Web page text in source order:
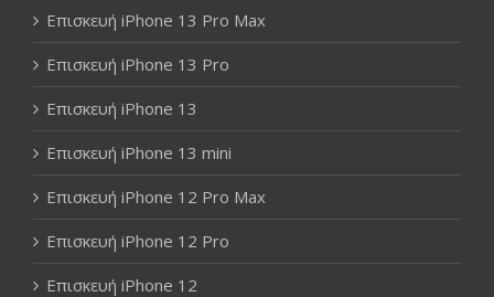
Επισκευή iPhone 13 Pro Max
Επισκευή iPhone 13 Pro
Επισκευή iPhone 13
Επισκευή iPhone 13 mini
Επισκευή iPhone 12 Pro Max
Επισκευή iPhone 12 Pro
Επισκευή iPhone 12